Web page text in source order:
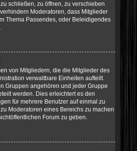
schließen, zu öffnen, zu verschieben
Moderatoren, dass Mitglieder
Thema Passendes, oder Beleidigendes
von Mitgliedern, die die Mitglieder des
verwaltbare Einheiten aufteilt.
Gruppen angehören und jeder Gruppe
werden. Dies erleichtert es den
für mehrere Benutzer auf einmal zu
Moderatoren eines Bereichs zu machen
Forum zu geben.